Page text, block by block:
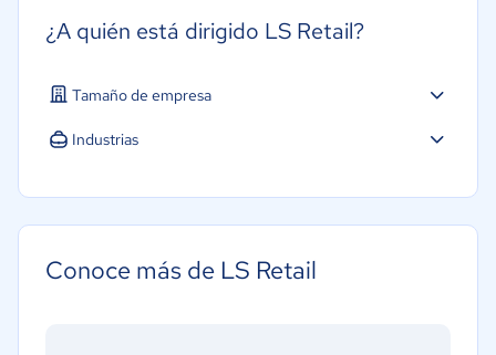
¿A quién está dirigido LS Retail?
Tamaño de empresa
Industrias
Conoce más de LS Retail